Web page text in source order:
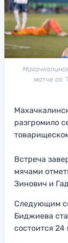
матче со
разгромило
Встреча
мячами
Зинович и
Следующим
Биджиева
состоится 24